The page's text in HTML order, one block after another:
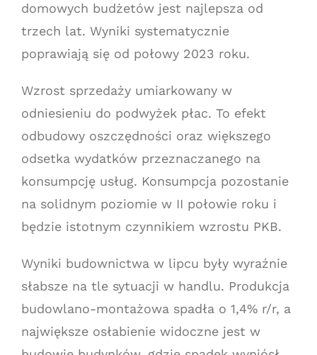
domowych budżetów jest najlepsza od
trzech lat. Wyniki systematycznie
poprawiają się od połowy 2023 roku.
Wzrost sprzedaży umiarkowany w
odniesieniu do podwyżek płac. To efekt
odbudowy oszczędności oraz większego
odsetka wydatków przeznaczanego na
konsumpcję usług. Konsumpcja pozostanie
na solidnym poziomie w II połowie roku i
będzie istotnym czynnikiem wzrostu PKB.
Wyniki budownictwa w lipcu były wyraźnie
słabsze na tle sytuacji w handlu. Produkcja
budowlano-montażowa spadła o 1,4% r/r, a
największe osłabienie widoczne jest w